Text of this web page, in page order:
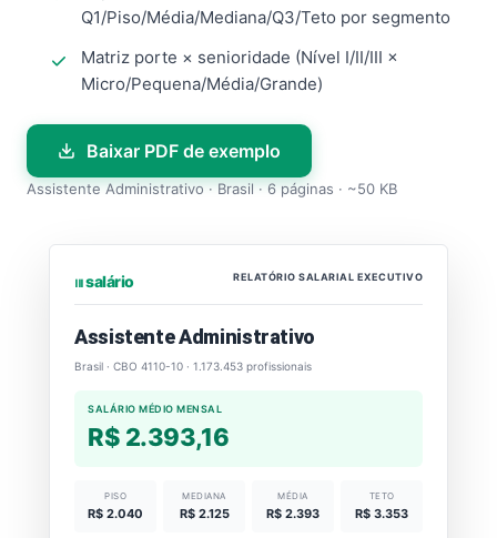
Q1/Piso/Média/Mediana/Q3/Teto por segmento
Matriz porte × senioridade (Nível I/II/III ×
Micro/Pequena/Média/Grande)
Baixar PDF de exemplo
Assistente Administrativo · Brasil · 6 páginas · ~50 KB
⏐⏐⏐ salário RELATÓRIO SALARIAL EXECUTIVO
Assistente Administrativo
Brasil · CBO 4110-10 · 1.173.453 profissionais
SALÁRIO MÉDIO MENSAL
R$ 2.393,16
PISO
R$ 2.040
MEDIANA
R$ 2.125
MÉDIA
R$ 2.393
TETO
R$ 3.353